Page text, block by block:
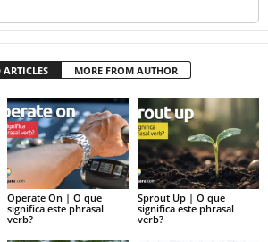
ARTICLES MORE FROM AUTHOR
Operate On | O que
significa este phrasal
verb?
Sprout Up | O que
significa este phrasal
verb?